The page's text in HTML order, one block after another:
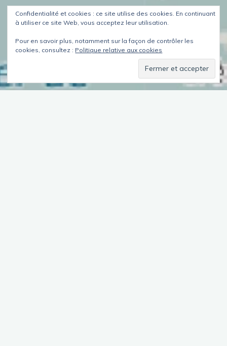
Confidentialité et cookies : ce site utilise des cookies. En continuant
à utiliser ce site Web, vous acceptez leur utilisation.
Pour en savoir plus, notamment sur la façon de contrôler les
cookies, consultez : Politique relative aux cookies